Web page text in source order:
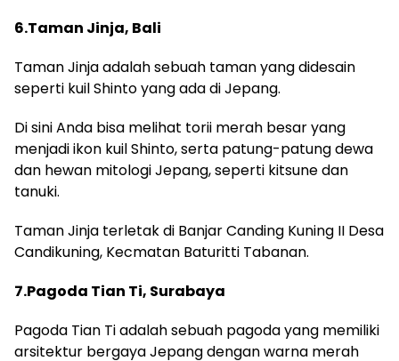
6.Taman Jinja, Bali
Taman Jinja adalah sebuah taman yang didesain
seperti kuil Shinto yang ada di Jepang.
Di sini Anda bisa melihat torii merah besar yang
menjadi ikon kuil Shinto, serta patung-patung dewa
dan hewan mitologi Jepang, seperti kitsune dan
tanuki.
Taman Jinja terletak di Banjar Canding Kuning II Desa
Candikuning, Kecmatan Baturitti Tabanan.
7.Pagoda Tian Ti, Surabaya
Pagoda Tian Ti adalah sebuah pagoda yang memiliki
arsitektur bergaya Jepang dengan warna merah